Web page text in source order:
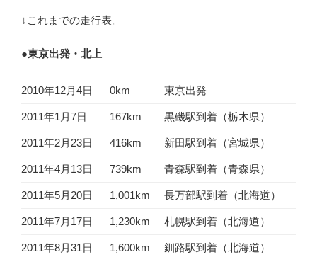
↓これまでの走行表。
●東京出発・北上
2010年12月4日 0km 東京出発
2011年1月7日 167km 黒磯駅到着（栃木県）
2011年2月23日 416km 新田駅到着（宮城県）
2011年4月13日 739km 青森駅到着（青森県）
2011年5月20日 1,001km 長万部駅到着（北海道）
2011年7月17日 1,230km 札幌駅到着（北海道）
2011年8月31日 1,600km 釧路駅到着（北海道）